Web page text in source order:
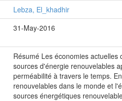
Lebza, El_khadhir
31-May-2016
Résumé Les économies
sources d'énergie renouvelables
perméabilité à travers le temps.
renouvelables dans le monde et
sources énergétiques